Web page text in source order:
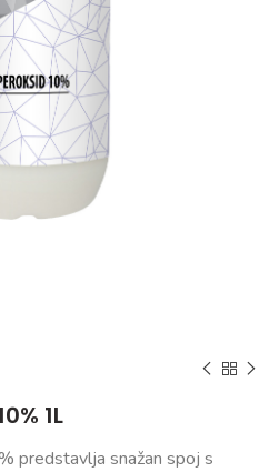
1L
predstavlja snažan spoj s